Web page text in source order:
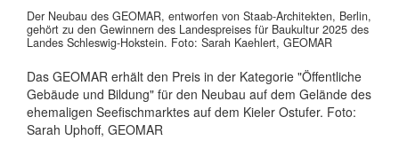
Der Neubau des GEOMAR, entworfen von Staab-Architekten, Berlin,
gehört zu den Gewinnern des Landespreises für Baukultur 2025 des
Landes Schleswig-Hokstein. Foto: Sarah Kaehlert, GEOMAR
Das GEOMAR erhält den Preis in der Kategorie "Öffentliche
Gebäude und Bildung" für den Neubau auf dem Gelände des
ehemaligen Seefischmarktes auf dem Kieler Ostufer. Foto:
Sarah Uphoff, GEOMAR